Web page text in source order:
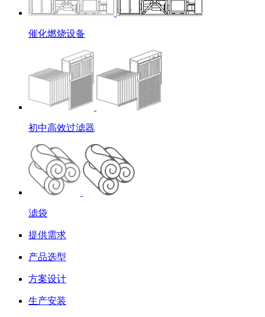
催化燃烧设备
初中高效过滤器
滤袋
提供需求
产品选型
方案设计
生产安装